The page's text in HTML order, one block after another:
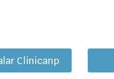
Clinicanp